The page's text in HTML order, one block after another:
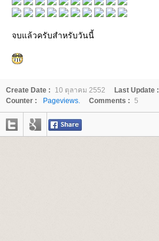
จบแล้วครับสำหรับวันนี้
Create Date : 10 ตุลาคม 2552 Last Update :
Counter :
Pageviews. Comments : 5